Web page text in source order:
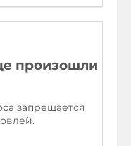
произошли
запрещается